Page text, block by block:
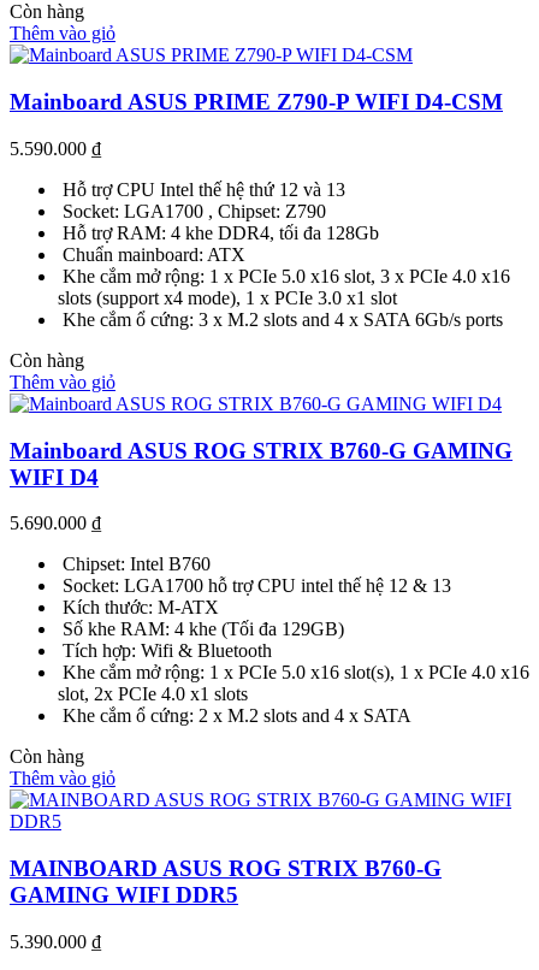
Còn hàng
Thêm vào giỏ
Mainboard ASUS PRIME Z790-P WIFI D4-CSM
5.590.000 ₫
Hỗ trợ CPU Intel thế hệ thứ 12 và 13
Socket: LGA1700 , Chipset: Z790
Hỗ trợ RAM: 4 khe DDR4, tối đa 128Gb
Chuẩn mainboard: ATX
Khe cắm mở rộng: 1 x PCIe 5.0 x16 slot, 3 x PCIe 4.0 x16
slots (support x4 mode), 1 x PCIe 3.0 x1 slot
Khe cắm ổ cứng: 3 x M.2 slots and 4 x SATA 6Gb/s ports
Còn hàng
Thêm vào giỏ
Mainboard ASUS ROG STRIX B760-G GAMING
WIFI D4
5.690.000 ₫
Chipset: Intel B760
Socket: LGA1700 hỗ trợ CPU intel thế hệ 12 & 13
Kích thước: M-ATX
Số khe RAM: 4 khe (Tối đa 129GB)
Tích hợp: Wifi & Bluetooth
Khe cắm mở rộng: 1 x PCIe 5.0 x16 slot(s), 1 x PCIe 4.0 x16
slot, 2x PCIe 4.0 x1 slots
Khe cắm ổ cứng: 2 x M.2 slots and 4 x SATA
Còn hàng
Thêm vào giỏ
MAINBOARD ASUS ROG STRIX B760-G
GAMING WIFI DDR5
5.390.000 ₫